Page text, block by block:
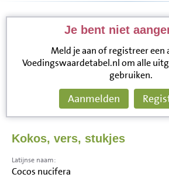
Je bent niet
Meld je aan of registreer een
Voedingswaardetabel.nl om alle
gebruiken.
Aanmelden
Kokos, vers, stukjes
Latijnse naam:
Cocos nucifera